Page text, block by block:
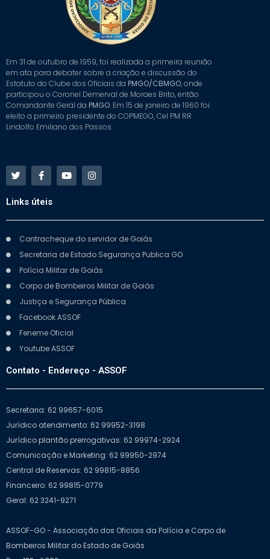
Em 31 de outubro de 1959, foi realizada a primeira reunião
em ata para debater sobre a criação e discussão do
Estatuto do Clube dos Oficiais da PMGO/CBMGO, onde
participou o Coronel Demerval de Moraes Brito, então
Comandante Geral da PMGO. Em 15 de janeiro de 1960 foi
eleito a primeiro presidente do COPMEGO, Cel PM RR
Lindolfo Emiliano dos Passos.
Links úteis
Contracheque do servidor de Goiás
Secretaria de Estado Segurança Publica GO
Polícia Militar de Goiás
Corpo de Bombeiros Militar de Goiás
Justiça e Segurança Pública
Facebook ASSOF
Feneme Oficial
Youtube ASSOF
Contato - Endereço - ASSOF
Secretaria: 62 99657-6015
Jurídico atendimento: 62 99952-3198
Jurídico plantão prerrogativas: 62 99974-2924
Comunicação e Marketing: 62 99950-2974
Central de Reservas: 62 99815-8856
Financeiro: 62 99815-0779
Geral: 62 3241-9271
ASSOF-GO - Associação dos Oficiais da Polícia e Corpo de
Bombeiros Militar do Estado de Goiás